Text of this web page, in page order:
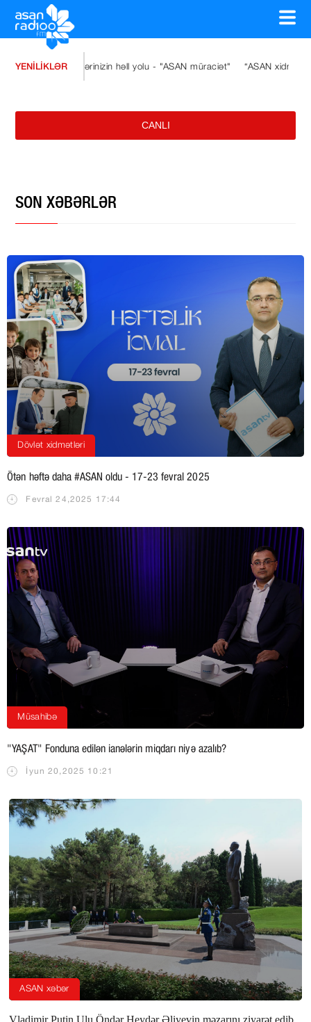
YENİLİKLƏR
Problemlərinizin həll yolu - "ASAN müraciət" “ASAN xidmət” Ulu
CANLI
SON XƏBƏRLƏR
Ötən həftə daha #ASAN oldu - 17-23 fevral 2025
Fevral 24,2025 17:44
Dövlət xidmətləri
"YAŞAT" Fonduna edilən ianələrin miqdarı niyə azalıb?
İyun 20,2025 10:21
Müsahibə
Vladimir Putin Ulu Öndər Heydər Əliyevin məzarını ziyarət edib
ASAN xəbər